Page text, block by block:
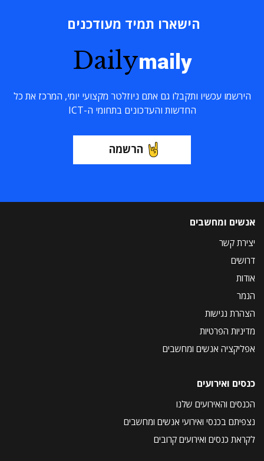
הישארו תמיד מעודכנים
Dailymaily
הירשמו עכשיו ותקבלו גם אתם ניוזלטר מקצועי יומי, המרכז את כל
החדשות והעדכונים בתחומי ה-ICT
הרשמה
אנשים ומחשבים
יצירת קשר
דרושים
אודות
הנמר
הצהרת נגישות
מדיניות הפרטיות
אפליקציה אנשים ומחשבים
כנסים ואירועים
הכנסים והאירועים שלנו
נצפיתם בכנסי ואירועי אנשים ומחשבים
לקראת כנסים ואירועים קרובים